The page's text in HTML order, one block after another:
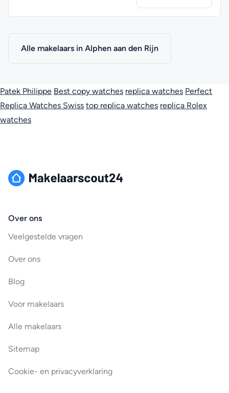
Alle makelaars in Alphen aan den Rijn
Patek Philippe Best copy watches replica watches Perfect
Replica Watches Swiss top replica watches replica Rolex
watches
Over ons
Veelgestelde vragen
Over ons
Blog
Voor makelaars
Alle makelaars
Sitemap
Cookie- en privacyverklaring